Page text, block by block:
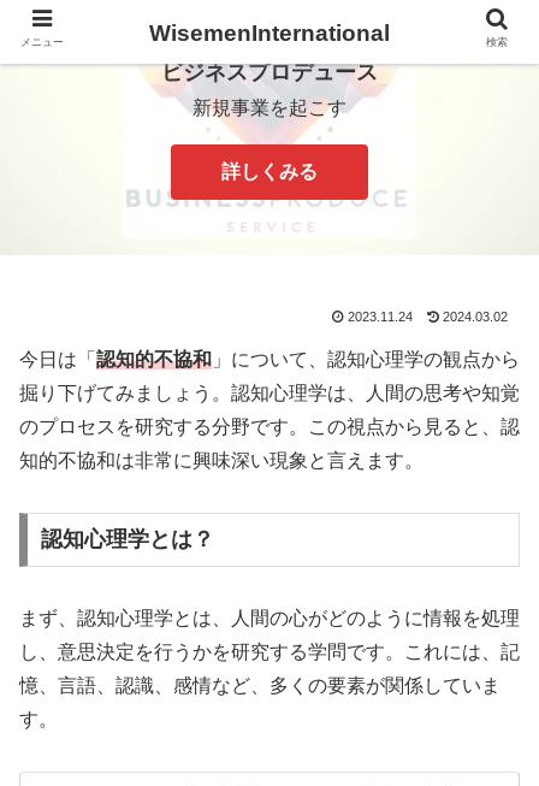
ビジネスプロデュース
新規事業を起こす
詳しくみる
2023.11.24 2024.03.02
今日は「 認知的不協和 」について、認知心理学の観点から
掘り下げてみましょう。認知心理学は、人間の思考や知覚
のプロセスを研究する分野です。この視点から見ると、認
知的不協和は非常に興味深い現象と言えます。
認知心理学とは？
まず、認知心理学とは、人間の心がどのように情報を処理
し、意思決定を行うかを研究する学問です。これには、記
憶、言語、認識、感情など、多くの要素が関係していま
す。
メニュー WisemenInternational 検索